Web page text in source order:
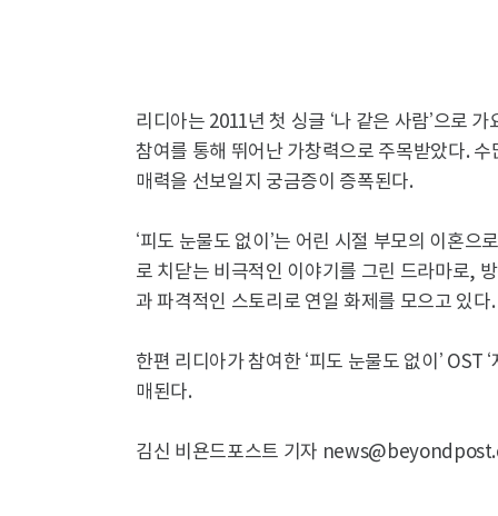
리디아는 2011년 첫 싱글 ‘나 같은 사람’으로
참여를 통해 뛰어난 가창력으로 주목받았다.
매력을 선보일지 궁금증이 증폭된다.
‘피도 눈물도 없이’는 어린 시절 부모의 이혼
로 치닫는 비극적인 이야기를 그린 드라마로,
과 파격적인 스토리로 연일 화제를 모으고 있다.
한편 리디아가 참여한 ‘피도 눈물도 없이’ OST
매된다.
김신 비욘드포스트 기자